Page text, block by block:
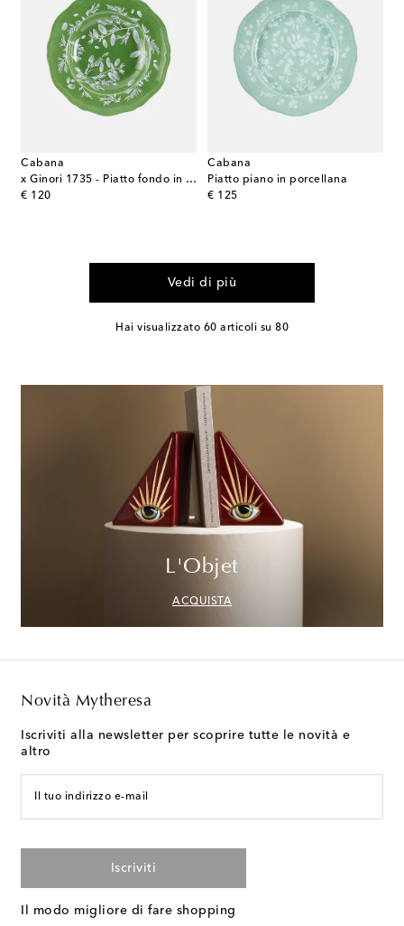
Cabana
x Ginori 1735 - Piatto fondo in porcellana
€ 120
original price
Cabana
Piatto piano in porcellana
€ 125
original price
Vedi di più
Hai visualizzato 60 articoli su 80
L'Objet
ACQUISTA
Novità Mytheresa
Iscriviti alla newsletter per scoprire tutte le novità e
altro
Il tuo indirizzo e-mail
Iscriviti
Il modo migliore di fare shopping